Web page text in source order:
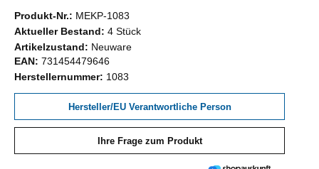
Produkt-Nr.: MEKP-1083
Aktueller Bestand: 4 Stück
Artikelzustand: Neuware
EAN: 731454479646
Herstellernummer: 1083
Hersteller/EU Verantwortliche Person
Ihre Frage zum Produkt